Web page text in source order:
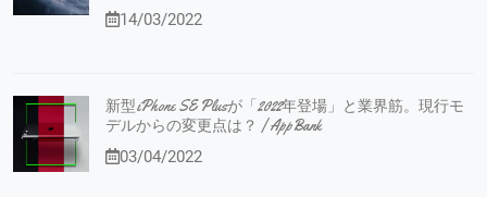
14/03/2022
新型iPhone SE Plusが「2022年登場」と業界筋。現行モ
デルからの変更点は？ | AppBank
03/04/2022